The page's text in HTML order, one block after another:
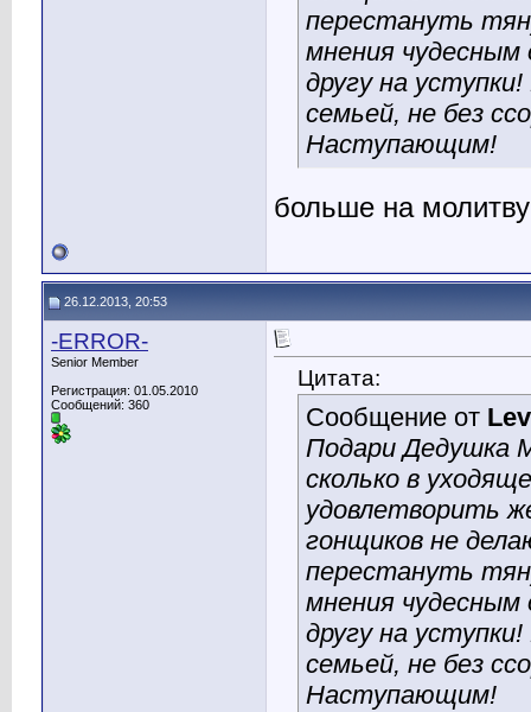
перестануть
мнения чудесным
другу на
семьей, не без
Наступающим!
больше на
26.12.2013, 20:53
-ERROR-
Senior Member
Регистрация: 01.05.2010
Сообщений: 360
Цитата:
Сообщение от
Подари Дедушка
сколько в
удовлетворить
гонщиков не
перестануть
мнения чудесным
другу на
семьей, не без
Наступающим!